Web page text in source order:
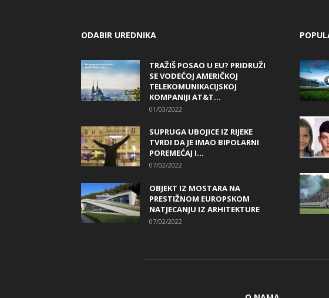
ODABIR UREDNIKA
TRAŽIŠ POSAO U EU? PRIDRUŽI
SE VODEĆOJ AMERIČKOJ
TELEKOMUNIKACIJSKOJ
KOMPANIJI AT&T...
01/03/2022
SUPRUGA UBOJICE IZ RIJEKE
TVRDI DA JE IMAO BIPOLARNI
POREMEĆAJ I...
07/02/2022
OBJEKT IZ MOSTARA NA
PRESTIŽNOM EUROPSKOM
NATJECANJU IZ ARHITEKTURE
07/02/2022